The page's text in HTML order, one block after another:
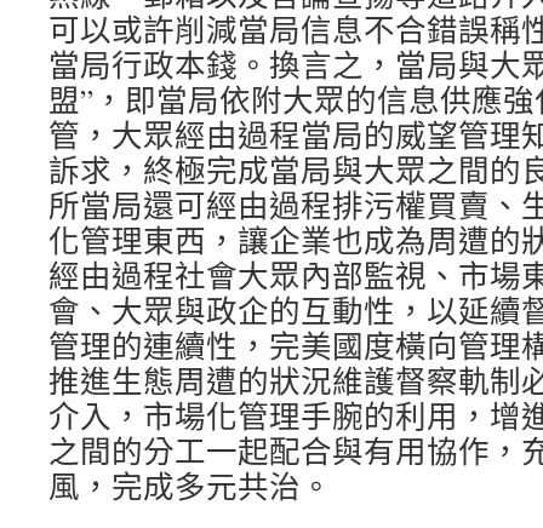
可以或許削減當局信息不合錯誤稱
當局行政本錢。換言之，當局與大
盟”，即當局依附大眾的信息供應
管，大眾經由過程當局的威望管理
訴求，終極完成當局與大眾之間的
所當局還可經由過程排污權買賣、
化管理東西，讓企業也成為周遭的
經由過程社會大眾內部監視、市場
會、大眾與政企的互動性，以延續
管理的連續性，完美國度橫向管理
推進生態周遭的狀況維護督察軌制
介入，市場化管理手腕的利用，
之間的分工一起配合與有用協作，
風，完成多元共治。